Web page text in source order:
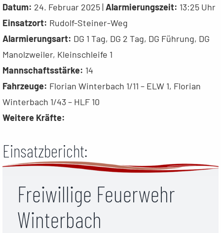
Datum: 24. Februar 2025 |Alarmierungszeit: 13:25 Uhr
Einsatzort: Rudolf-Steiner-Weg
Alarmierungsart: DG 1 Tag, DG 2 Tag, DG Führung, DG
Manolzweiler, Kleinschleife 1
Mannschaftsstärke: 14
Fahrzeuge: Florian Winterbach 1/11 – ELW 1, Florian
Winterbach 1/43 – HLF 10
Weitere Kräfte:
Einsatzbericht:
Freiwillige Feuerwehr
Winterbach